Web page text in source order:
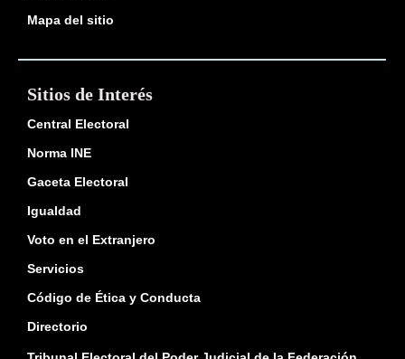
Mapa del sitio
Sitios de Interés
Central Electoral
Norma INE
Gaceta Electoral
Igualdad
Voto en el Extranjero
Servicios
Código de Ética y Conducta
Directorio